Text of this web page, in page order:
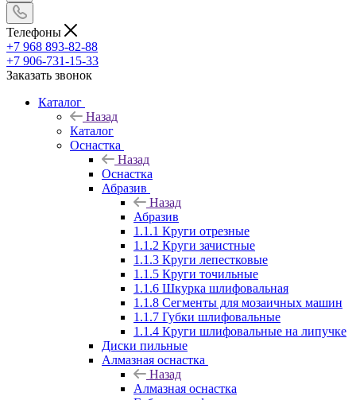
Телефоны
+7 968 893-82-88
+7 906-731-15-33
Заказать звонок
Каталог
Назад
Каталог
Оснастка
Назад
Оснастка
Абразив
Назад
Абразив
1.1.1 Круги отрезные
1.1.2 Круги зачистные
1.1.3 Круги лепестковые
1.1.5 Круги точильные
1.1.6 Шкурка шлифовальная
1.1.8 Сегменты для мозаичных машин
1.1.7 Губки шлифовальные
1.1.4 Круги шлифовальные на липучке
Диски пильные
Алмазная оснастка
Назад
Алмазная оснастка